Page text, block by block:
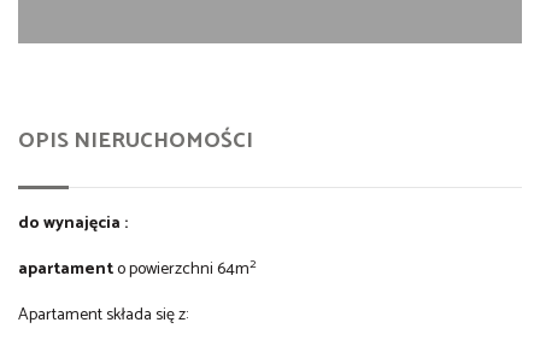
OPIS NIERUCHOMOŚCI
do wynajęcia :
apartamento powierzchni 64m2
Apartament składa się z: